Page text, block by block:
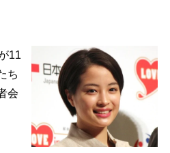
11
ち
会